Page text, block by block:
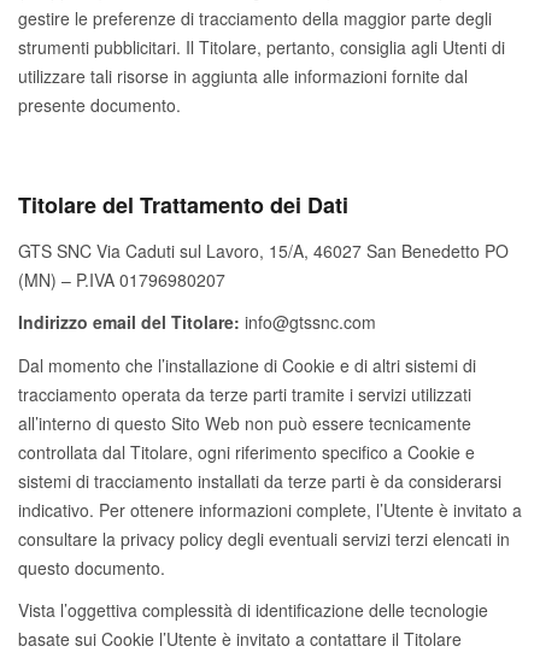
gestire le preferenze di tracciamento della maggior parte degli
strumenti pubblicitari. Il Titolare, pertanto, consiglia agli Utenti di
utilizzare tali risorse in aggiunta alle informazioni fornite dal
presente documento.
Titolare del Trattamento dei Dati
GTS SNC Via Caduti sul Lavoro, 15/A, 46027 San Benedetto PO
(MN) – P.IVA 01796980207
Indirizzo email del Titolare: info@gtssnc.com
Dal momento che l’installazione di Cookie e di altri sistemi di
tracciamento operata da terze parti tramite i servizi utilizzati
all’interno di questo Sito Web non può essere tecnicamente
controllata dal Titolare, ogni riferimento specifico a Cookie e
sistemi di tracciamento installati da terze parti è da considerarsi
indicativo. Per ottenere informazioni complete, l’Utente è invitato a
consultare la privacy policy degli eventuali servizi terzi elencati in
questo documento.
Vista l’oggettiva complessità di identificazione delle tecnologie
basate sui Cookie l’Utente è invitato a contattare il Titolare